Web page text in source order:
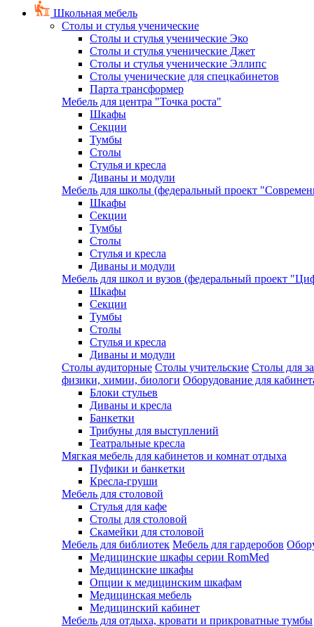
Школьная мебель
Столы и стулья ученические
Столы и стулья ученические Эко
Столы и стулья ученические Джет
Столы и стулья ученические Эллипс
Столы ученические для спецкабинетов
Парта трансформер
Мебель для центра "Точка роста"
Шкафы
Секции
Тумбы
Столы
Стулья и кресла
Диваны и модули
Мебель для школы (федеральный проект
Шкафы
Секции
Тумбы
Столы
Стулья и кресла
Диваны и модули
Мебель для школ и вузов (федеральный проект
Шкафы
Секции
Тумбы
Столы
Стулья и кресла
Диваны и модули
Столы аудиторные Столы учительские Столы для
физики, химии, биологи Оборудование для
Блоки стульев
Диваны и кресла
Банкетки
Трибуны для выступлений
Театральные кресла
Мягкая мебель для кабинетов и комнат отдыха
Пуфики и банкетки
Кресла-груши
Мебель для столовой
Cтулья для кафе
Cтолы для столовой
Скамейки для столовой
Мебель для библиотек Мебель для гардеробов
Медицинские шкафы серии RomMed
Медицинские шкафы
Опции к медицинским шкафам
Медицинская мебель
Медицинский кабинет
Мебель для отдыха, кровати и прикроватные тумбы